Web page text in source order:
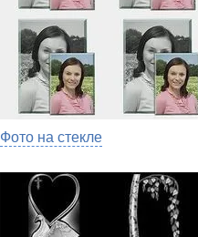
Фото на стекле